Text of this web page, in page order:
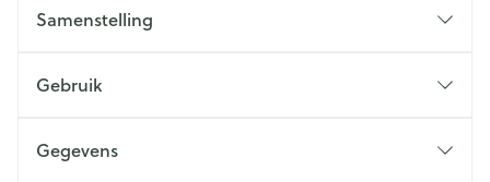
Samenstelling
Gebruik
Gegevens